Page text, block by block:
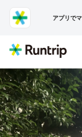
アプリで